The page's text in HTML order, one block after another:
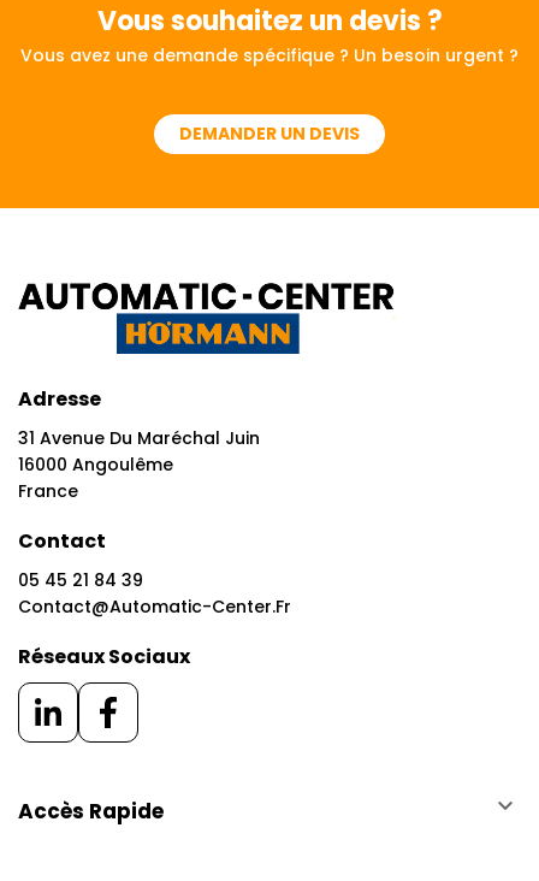
Vous souhaitez un devis ?
Vous avez une demande spécifique ? Un besoin urgent ?
DEMANDER UN DEVIS
Adresse
31 Avenue Du Maréchal Juin
16000 Angoulême
France
Contact
05 45 21 84 39
Contact@automatic-Center.fr
Réseaux Sociaux
Accès Rapide keyboard_arrow_down